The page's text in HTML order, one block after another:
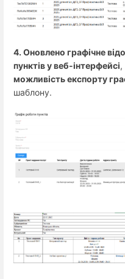
4. Оновлено графічне
пунктів у веб-інтерфейсі,
можливість експорту
шаблону.